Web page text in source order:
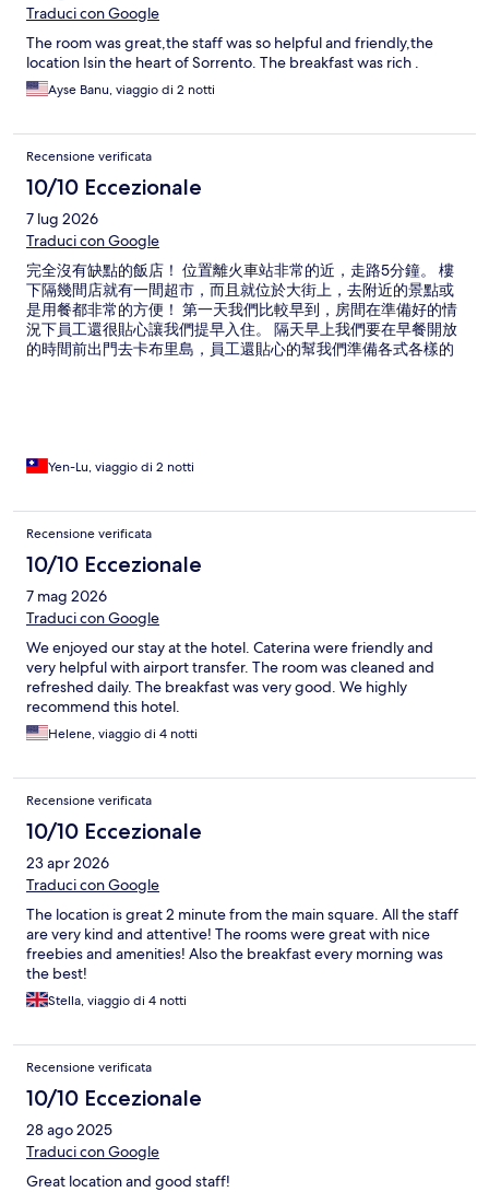
Traduci con Google
The room was great,the staff was so helpful and friendly,the
location Isin the heart of Sorrento. The breakfast was rich .
Ayse Banu, viaggio di 2 notti
Recensione verificata
10/10 Eccezionale
7 lug 2026
Traduci con Google
完全沒有缺點的飯店！ 位置離火車站非常的近，走路5分鐘。 樓
下隔幾間店就有一間超市，而且就位於大街上，去附近的景點或
是用餐都非常的方便！ 第一天我們比較早到，房間在準備好的情
況下員工還很貼心讓我們提早入住。 隔天早上我們要在早餐開放
的時間前出門去卡布里島，員工還貼心的幫我們準備各式各樣的
Yen-Lu, viaggio di 2 notti
Recensione verificata
10/10 Eccezionale
7 mag 2026
Traduci con Google
We enjoyed our stay at the hotel. Caterina were friendly and
very helpful with airport transfer. The room was cleaned and
refreshed daily. The breakfast was very good. We highly
recommend this hotel.
Helene, viaggio di 4 notti
Recensione verificata
10/10 Eccezionale
23 apr 2026
Traduci con Google
The location is great 2 minute from the main square. All the staff
are very kind and attentive! The rooms were great with nice
freebies and amenities! Also the breakfast every morning was
the best!
Stella, viaggio di 4 notti
Recensione verificata
10/10 Eccezionale
28 ago 2025
Traduci con Google
Great location and good staff!